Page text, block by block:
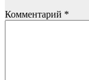
Комментарий *